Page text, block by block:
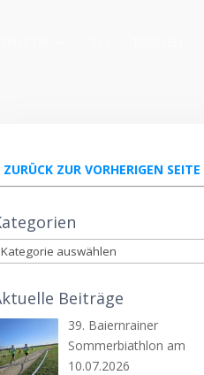
ZURÜCK ZUR VORHERIGEN SEITE
Kategorien
Beiträge
39. Baiernrainer
Sommerbiathlon am
10.07.2026